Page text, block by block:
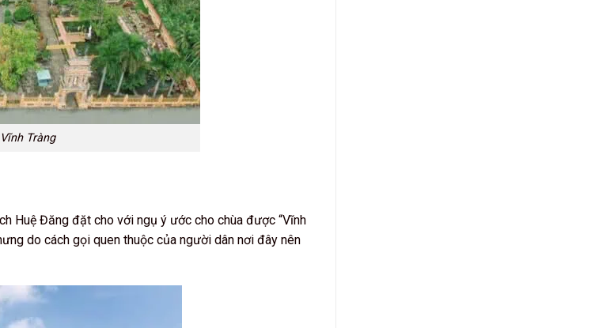
Tràng
Huệ Đăng đặt cho với ngụ ý ước cho chùa được “Vĩnh
do cách gọi quen thuộc của người dân nơi đây nên